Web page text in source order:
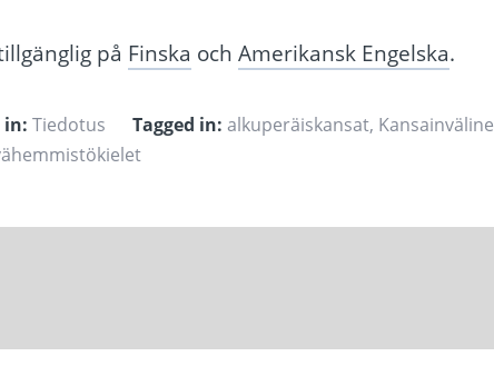
på Finska ochAmerikansk Engelska.
in: Tiedotus Tagged in: alkuperäiskansat,